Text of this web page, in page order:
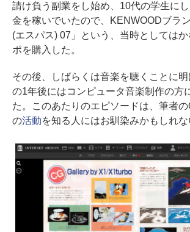
請け負う副業をし始め、10代の学生に
金を稼いでいたので、KENWOODブラ
(エスパス) 07」という、当時としては
ポを購入した。
その後、しばらくは音楽を聴くことに
の1年後にはコンピュータ音楽制作の方
た。このあたりのエピソードは、筆者
の活動を知る人にはお馴染みかもしれな